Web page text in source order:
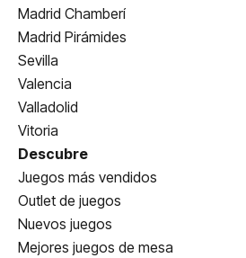
Madrid Chamberí
Madrid Pirámides
Sevilla
Valencia
Valladolid
Vitoria
Descubre
Juegos más vendidos
Outlet de juegos
Nuevos juegos
Mejores juegos de mesa